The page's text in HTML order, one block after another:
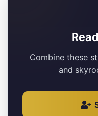
Combine these
and